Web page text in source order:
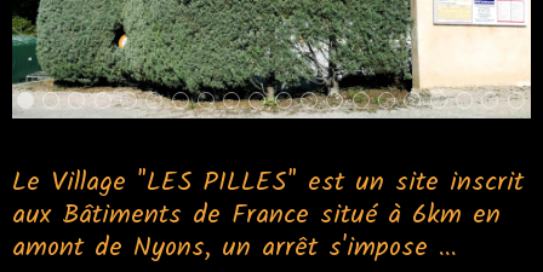
Le Village "LES PILLES" est un site inscrit
aux Bâtiments de France situé à 6km en
amont de Nyons, un arrêt s'impose ...